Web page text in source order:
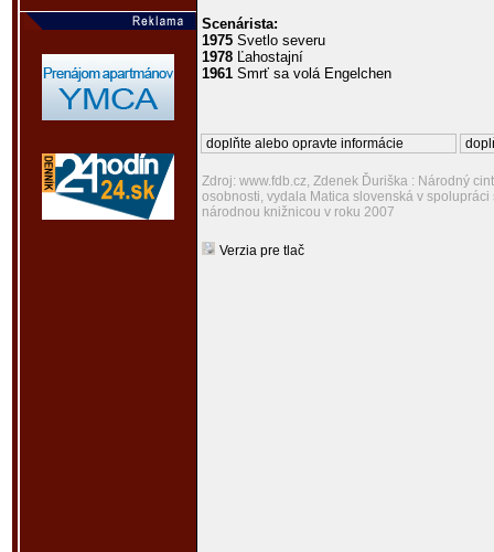
Scenárista:
1975 Svetlo severu
1978 Ľahostajní
1961 Smrť sa volá Engelchen
doplňte alebo opravte informácie
Zdroj: www.fdb.cz, Zdenek Ďuriška : Národný
osobnosti, vydala Matica slovenská v
národnou knižnicou v roku 2007
Verzia pre tlač